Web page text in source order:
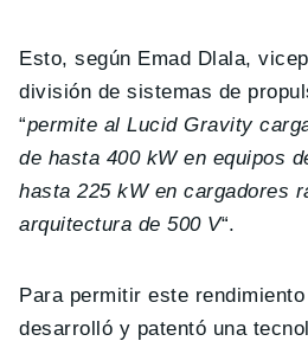
Esto, según Emad Dlala,
división de sistemas de
“permite al Lucid Gravity
de hasta 400 kW en equipos
hasta 225 kW en cargadores
arquitectura de 500 V“.
Para permitir este
desarrolló y patentó una